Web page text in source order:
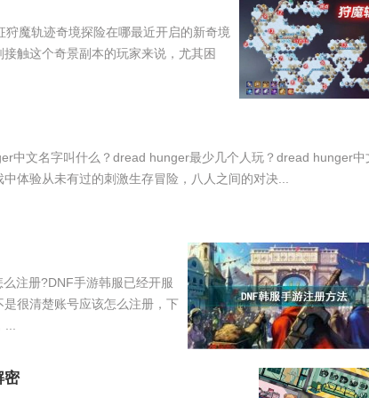
魔轨迹奇境探险在哪最近开启的新奇境
触这个奇景副本的玩家来说，尤其困
中文名字叫什么？dread hunger最少几个人玩？dread hunger中
体验从未有过的刺激生存冒险，八人之间的对决...
注册?DNF手游韩服已经开服
很清楚账号应该怎么注册，下
密